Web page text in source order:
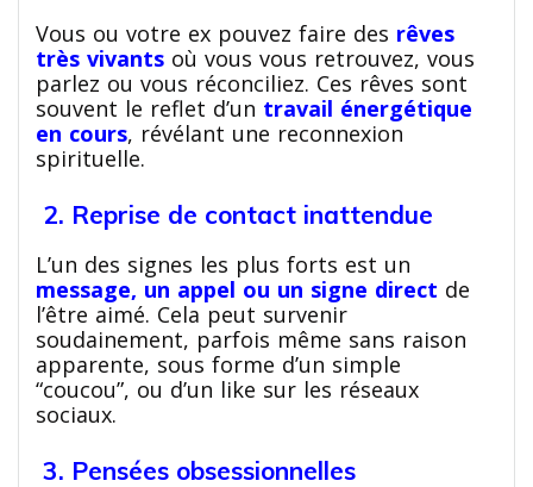
Vous ou votre ex pouvez faire des rêves
très vivants où vous vous retrouvez, vous
parlez ou vous réconciliez. Ces rêves sont
souvent le reflet d’un travail énergétique
en cours, révélant une reconnexion
spirituelle.
2. Reprise de contact inattendue
L’un des signes les plus forts est un
message, un appel ou un signe direct de
l’être aimé. Cela peut survenir
soudainement, parfois même sans raison
apparente, sous forme d’un simple
“coucou”, ou d’un like sur les réseaux
sociaux.
3. Pensées obsessionnelles